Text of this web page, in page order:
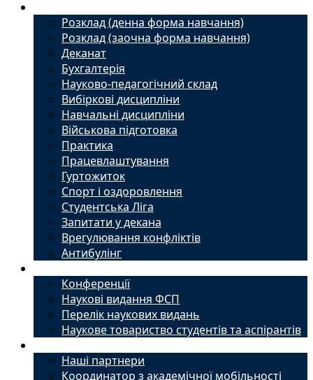
Розклад (денна форма навчання)
Розклад (заочна форма навчання)
Деканат
Бухгалтерія
Науково-педагогічний склад
Вибіркові дисципліни
Навчальні дисципліни
Військова підготовка
Практика
Працевлаштування
Гуртожиток
Спорт і оздоровлення
Студентська Ліга
Запитати у декана
Врегулювання конфліктів
Антибулінг
Конференції
Наукові видання ФСП
Перелік наукових видань
Наукове товариство студентів та аспірантів
Наші партнери
Координатор з академічної мобільності